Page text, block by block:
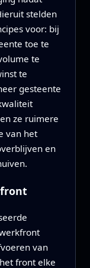
stelden
voor: bij
toe te
te
te
gesteente
ze ruimere
van het
en
van
front elke